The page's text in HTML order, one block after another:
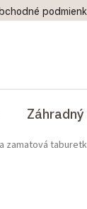
zamatová